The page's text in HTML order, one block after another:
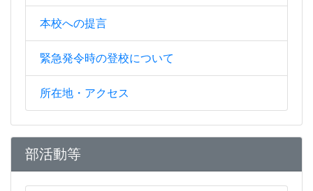
本校への提言
緊急発令時の登校について
所在地・アクセス
部活動等